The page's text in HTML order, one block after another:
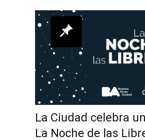
La Ciudad celebra
La Noche de las